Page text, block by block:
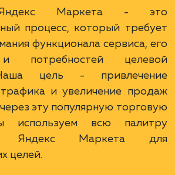
на пиксели
покупателей на товарные
сравнения с конкурентами.
и доступ к большой